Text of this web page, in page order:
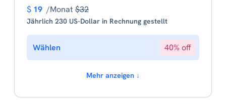
$ 19 /Monat $32
Jährlich 230 US-Dollar in Rechnung gestellt
Wählen 40% off
Mehr anzeigen ↓